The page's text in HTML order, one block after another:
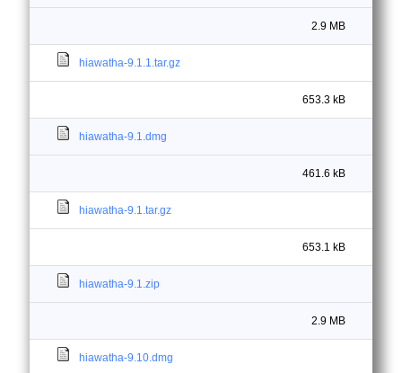
2.9 MB
hiawatha-9.1.1.tar.gz
653.3 kB
hiawatha-9.1.dmg
461.6 kB
hiawatha-9.1.tar.gz
653.1 kB
hiawatha-9.1.zip
2.9 MB
hiawatha-9.10.dmg